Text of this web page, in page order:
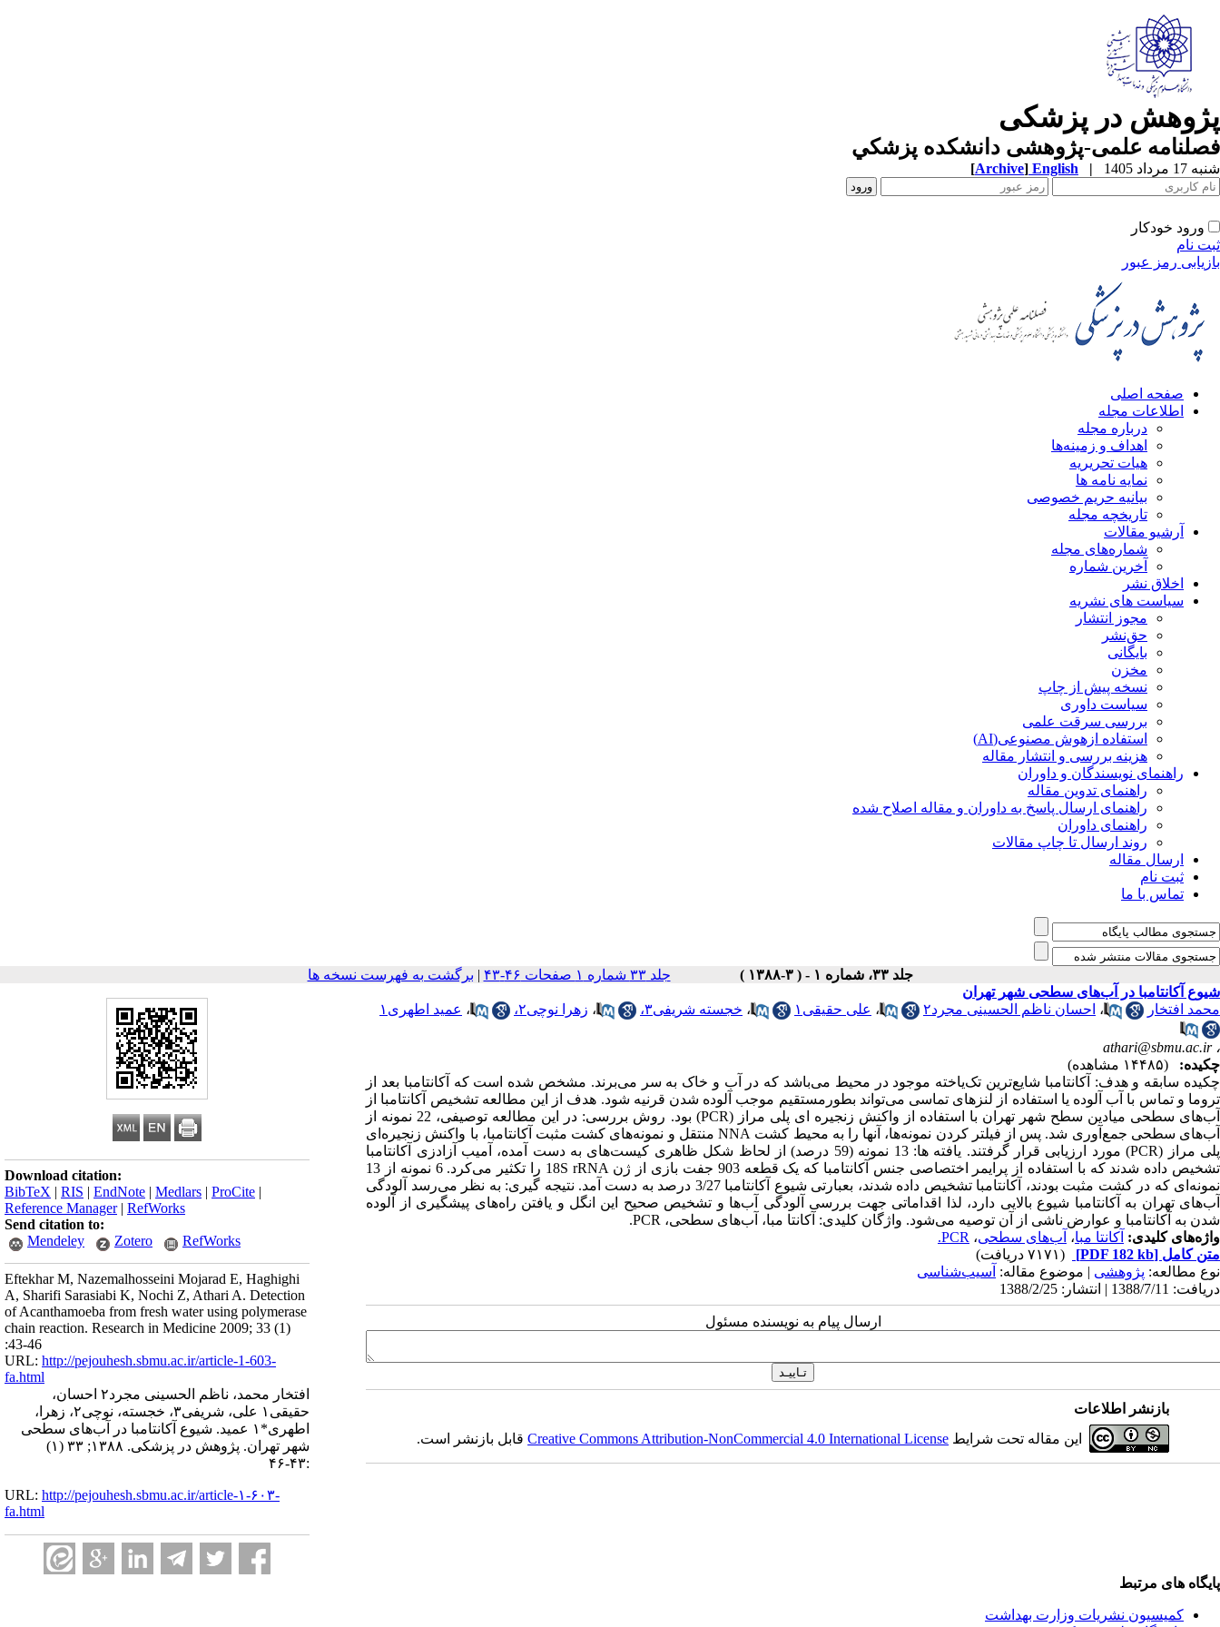
پژوهش در پزشکی
فصلنامه علمی-پژوهشی دانشکده پزشکي
شنبه 17 مرداد 1405 |
English
[Archive]
ورود خودکار
ثبت نام
بازیابی رمز عبور
صفحه اصلی
اطلاعات مجله
درباره مجله
اهداف و زمینه‌ها
هیات تحریریه
نمایه نامه ها
بیانیه حریم خصوصی
تاریخچه مجله
آرشیو مقالات
شماره‌های مجله
آخرین شماره
اخلاق نشر
سیاست های نشریه
مجوز انتشار
حق‌نشر
بایگانی
مخزن
نسخه پیش از چاپ
سیاست داوری
بررسی سرقت علمی
استفاده ازهوش مصنوعی(AI)
هزینه بررسی و انتشار مقاله
راهنمای نویسندگان و داوران
راهنمای تدوین مقاله
راهنمای ارسال پاسخ به داوران و مقاله اصلاح شده
راهنمای داوران
روند ارسال تا چاپ مقالات
ارسال مقاله
ثبت نام
تماس با ما
جلد ۳۳، شماره ۱ - ( ۳-۱۳۸۸ ) جلد ۳۳ شماره ۱ صفحات ۴۶-۴۳ | برگشت به فهرست نسخه ها
Download citation:
BibTeX | RIS | EndNote | Medlars | ProCite |
Reference Manager| RefWorks
Send citation to:
Mendeley
Zotero RefWorks
Eftekhar M, Nazemalhosseini Mojarad E, Haghighi
A, Sharifi Sarasiabi K, Nochi Z, Athari A. Detection
of Acanthamoeba from fresh water using polymerase
chain reaction. Research in Medicine 2009; 33 (1)
:43-46
URL: http://pejouhesh.sbmu.ac.ir/article-1-603-
fa.html
افتخار محمد، ناظم الحسینی مجرد۲ احسان،
حقیقی۱ علی، شریفی۳، خجسته، نوچی۲، زهرا،
اطهری*۱ عمید. شیوع آکانتامبا در آب‌های سطحی
شهر تهران. پژوهش در پزشکی. ۱۳۸۸; ۳۳ (۱)
:۴۳-۴۶
URL: http://pejouhesh.sbmu.ac.ir/article-۱-۶۰۳-
fa.html
شیوع آکانتامبا در آب‌های سطحی شهر تهران
محمد افتخار
، احسان ناظم الحسینی مجرد۲ ، علی حقیقی۱ ، خجسته شریفی۳، ، زهرا نوچی۲، ، عمید اطهری۱
،athari@sbmu.ac.ir
چکیده:
(۱۴۴۸۵ مشاهده)
چکیده سابقه و هدف: آکانتامبا شایع‌ترین تک‌یاخته موجود در محیط می‌باشد که در آب و خاک به سر می‌برند. مشخص شده است که آکانتامبا بعد از
تروما و تماس با آب آلوده یا استفاده از لنزهای تماسی می‌تواند بطورمستقیم موجب آلوده شدن قرنیه شود. هدف از این مطالعه تشخیص آکانتامبا از
آب‌های سطحی میادین سطح شهر تهران با استفاده از واکنش زنجیره ای پلی مراز (PCR) بود. روش بررسی: در این مطالعه توصیفی، 22 نمونه از
آب‌های سطحی جمع‌آوری شد. پس از فیلتر کردن نمونه‌ها، آنها را به محیط کشت NNA منتقل و نمونه‌های کشت مثبت آکانتامبا، با واکنش زنجیره‌ای
پلی مراز (PCR) مورد ارزیابی قرار گرفتند. یافته ها: 13 نمونه (59 درصد) از لحاظ شکل ظاهری کیست‌های به دست آمده، آمیب آزادزی آکانتامبا
تشخیص داده شدند که با استفاده از پرایمر اختصاصی جنس آکانتامبا که یک قطعه 903 جفت بازی از ژن 18S rRNA را تکثیر می‌کرد. 6 نمونه از 13
نمونه‌ای که در کشت مثبت بودند، آکانتامبا تشخیص داده شدند، بعبارتی شیوع آکانتامبا 3/27 درصد به دست آمد. نتیجه گیری: به نظر می‌رسد آلودگی
آب‌های تهران به آکانتامبا شیوع بالایی دارد، لذا اقداماتی جهت بررسی آلودگی آب‌ها و تشخیص صحیح این انگل و یافتن راه‌های پیشگیری از آلوده
شدن به آکانتامبا و عوارض ناشی از آن توصیه می‌شود. واژگان کلیدی: آکانتا مبا، آب‌های سطحی، PCR.
واژه‌های کلیدی: آکانتا مبا، آب‌های سطحی، PCR.
متن کامل [PDF 182 kb]
(۷۱۷۱ دریافت)
نوع مطالعه: پژوهشی | موضوع مقاله: آسیب‌شناسی
دریافت: 1388/7/11 | انتشار: 1388/2/25
ارسال پیام به نویسنده مسئول
بازنشر اطلاعات
این مقاله تحت شرایط Creative Commons Attribution-NonCommercial 4.0 International Licenseقابل بازنشر است.
پایگاه های مرتبط
کمیسیون نشریات وزارت بهداشت